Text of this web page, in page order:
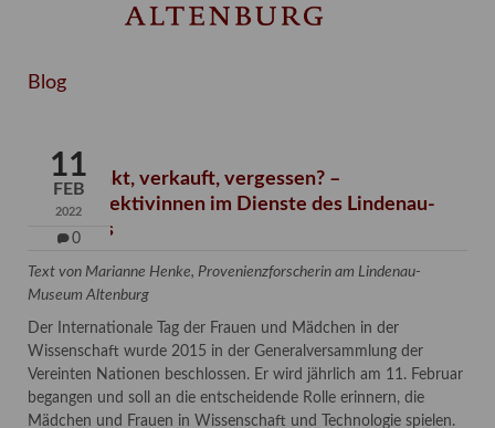
Blog
11
FEB
2022
0
Verschenkt, verkauft, vergessen? –
Kunstdetektivinnen im Dienste des Lindenau-
Museums
Text von Marianne Henke, Provenienzforscherin am Lindenau-
Museum Altenburg
Der Internationale Tag der Frauen und Mädchen in der
Wissenschaft wurde 2015 in der Generalversammlung der
Vereinten Nationen beschlossen. Er wird jährlich am 11. Februar
begangen und soll an die entscheidende Rolle erinnern, die
Mädchen und Frauen in Wissenschaft und Technologie spielen.